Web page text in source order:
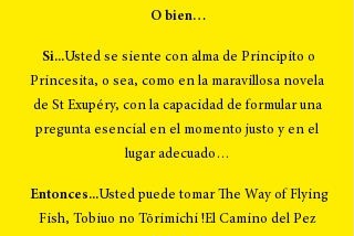
O bien…
Si...Usted se siente con alma de Principito o
Princesita, o sea, como en la maravillosa novela
de St Exupéry, con la capacidad de formular una
pregunta esencial en el momento justo y en el
lugar adecuado…
Entonces...Usted puede tomar The Way of Flying
Fish, Tobiuo no Tōrimichi !El Camino del Pez